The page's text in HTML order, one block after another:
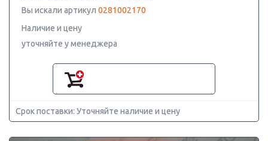
Вы искали артикул 0281002170
Наличие и цену
уточняйте у менеджера
Срок поставки: Уточняйте наличие и цену